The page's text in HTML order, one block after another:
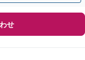
せ